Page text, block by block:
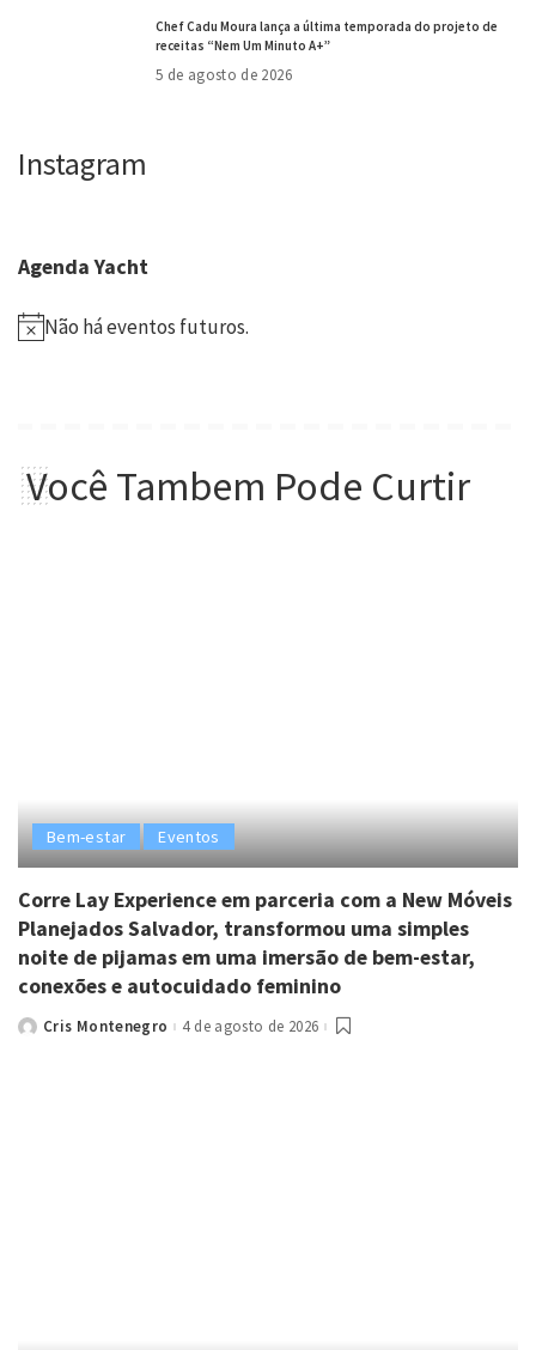
Chef Cadu Moura lança a última temporada do projeto de
receitas “Nem Um Minuto A+”
5 de agosto de 2026
Instagram
Agenda Yacht
Não há eventos futuros.
Você Tambem Pode Curtir
Bem-estar Eventos
Corre Lay Experience em parceria com a New Móveis
Planejados Salvador, transformou uma simples
noite de pijamas em uma imersão de bem-estar,
conexões e autocuidado feminino
PostedCris Montenegro 4 de agosto de 2026